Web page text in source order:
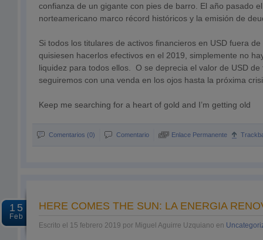
confianza de un gigante con pies de barro. El año pasado
norteamericano marco récord históricos y la emisión de
Si todos los titulares de activos financieros en USD fuera
quisiesen hacerlos efectivos en el 2019, simplemente no
liquidez para todos ellos. O se deprecia el valor de USD de
seguiremos con una venda en los ojos hasta la próxima
Keep me searching for a heart of gold and I’m getting old
Comentarios (0) Comentario Enlace Permanente
15
Feb
HERE COMES THE SUN: LA ENERGIA
Escrito el 15 febrero 2019 por Miguel Aguirre Uzquiano en